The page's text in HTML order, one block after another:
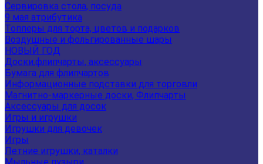
Сервировка стола, посуда
9 мая атрибутика
Топперы для торта, цветов и подарков
Воздушные и фольгированные шары
НОВЫЙ ГОД
Доски,флипчарты, аксессуары
Бумага для флипчартов
Информационные подставки для торговли
Магнитно-маркерные доски, Флипчарты
Аксессуары для досок
Игры и игрушки
Игрушки для девочек
Игры
Летние игрушки, каталки